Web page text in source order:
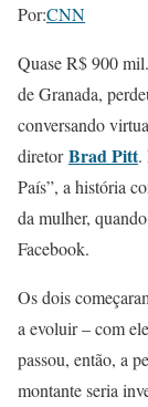
Por:CNN
Quase R$ 900
de Granada,
conversando
diretorBrad Pitt.
País”, a história
da mulher,
Facebook.
Os dois
a evoluir – com
passou, então, a
montante seria